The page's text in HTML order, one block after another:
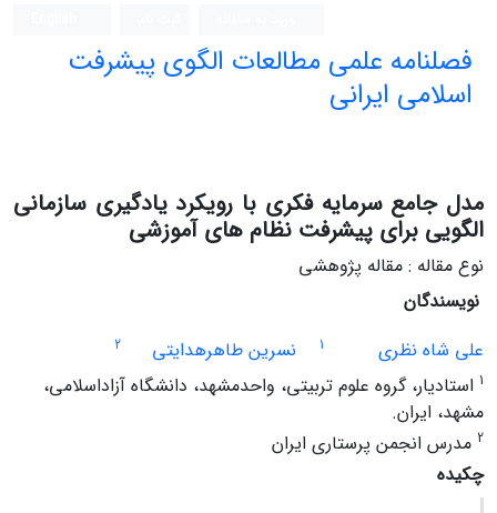
فصلنامه علمی مطالعات الگوی پیشرفت
اسلامی ایرانی
مدل جامع سرمایه فکری با رویکرد یادگیری سازمانی
الگویی برای پیشرفت نظام های آموزشی
نوع مقاله : مقاله پژوهشی
نویسندگان
علی شاه نظری
1 نسرین طاهرهدایتی
2
1 استادیار، گروه علوم تربیتی، واحدمشهد، دانشگاه آزاداسلامی،
مشهد، ایران.
2 مدرس انجمن پرستاری ایران
چکیده